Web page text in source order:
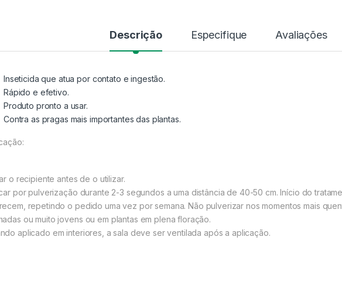
Descrição Especifique Avaliações
Inseticida que atua por contato e ingestão.
Rápido e efetivo.
Produto pronto a usar.
Contra as pragas mais importantes das plantas.
o recipiente antes de o utilizar.
por pulverização durante 2-3 segundos a uma distância de 40-50 cm. Início do
repetindo o pedido uma vez por semana. Não pulverizar nos momentos mais
ou muito jovens ou em plantas em plena floração.
aplicado em interiores, a sala deve ser ventilada após a aplicação.